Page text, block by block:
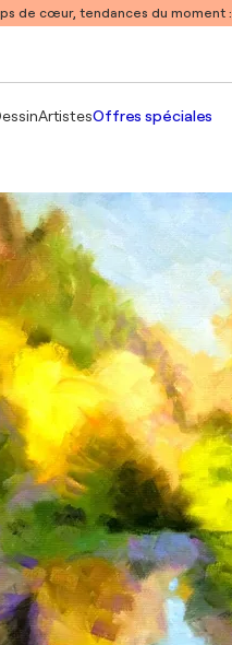
de cœur, tendances du moment :
ArtistesOffres spéciales